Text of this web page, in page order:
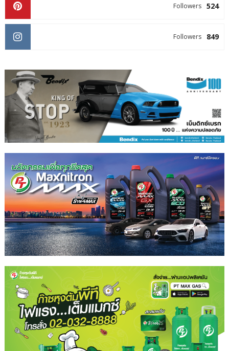
524
Followers
849
Followers